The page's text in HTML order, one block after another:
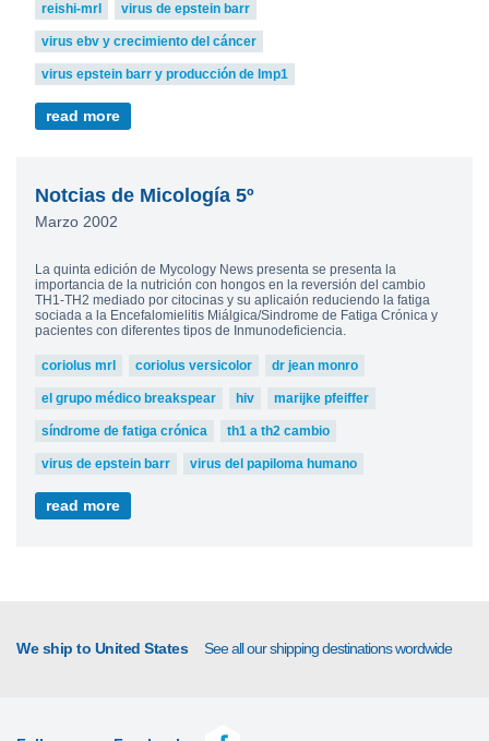
reishi-mrl virus de epstein barr
virus ebv y crecimiento del cáncer
virus epstein barr y producción de lmp1
read more
Notcias de Micología 5º
Marzo 2002
La quinta edición de Mycology News presenta se presenta la
importancia de la nutrición con hongos en la reversión del cambio
TH1-TH2 mediado por citocinas y su aplicaión reduciendo la fatiga
sociada a la Encefalomielitis Miálgica/Sindrome de Fatiga Crónica y
pacientes con diferentes tipos de Inmunodeficiencia.
coriolus mrl coriolus versicolor dr jean monro
el grupo médico breakspear hiv marijke pfeiffer
síndrome de fatiga crónica th1 a th2 cambio
virus de epstein barr virus del papiloma humano
read more
We ship to United States See all our shipping destinations wordwide